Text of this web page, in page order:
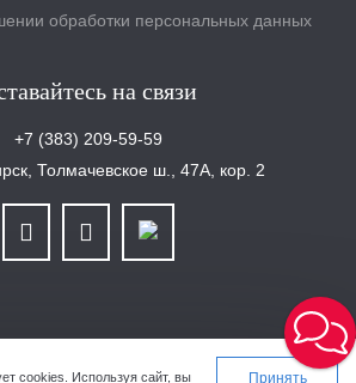
обработки персональных данных
на связи
+7 (383) 209-59-59
Толмачевское ш., 47А, кор. 2
6679025768/667901001 | ОГРН 1126679029465
cookies. Используя сайт, вы Принять